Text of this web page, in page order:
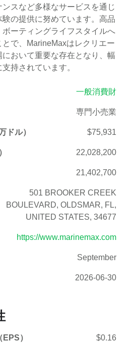
スなど多様なサービスを通じ
の提供に努めています。高品
ーティングライフスタイルへ
で、MarineMaxはレクリエー
おいて重要な存在となり、幅
持されています。
一般消費財
専門小売業
ドル） $75,931
22,028,200
21,402,700
501 BROOKER CREEK
BOULEVARD, OLDSMAR, FL,
UNITED STATES, 34677
https://www.marinemax.com
September
2026-06-30
） $0.16